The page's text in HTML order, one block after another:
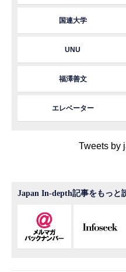
国連大学
UNU
福澤善文
エレベーター
Tweets by
Japan In-depth記事をもっと